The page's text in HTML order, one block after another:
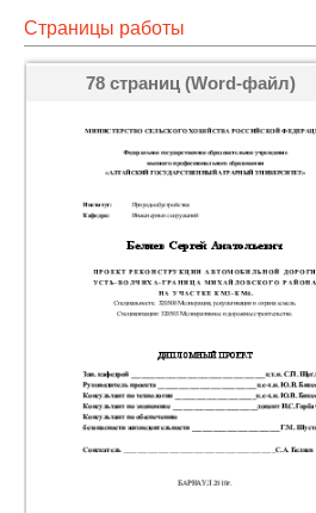
Страницы работы
78 страниц (Word-файл)